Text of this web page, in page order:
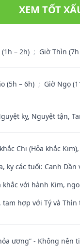
XEM TỐT
– 2h) ; Giờ Thìn
(5h – 6h) ; Giờ Ngọ
kỵ, Nguyệt tận,
Chi (Hỏa khắc
kỵ các tuổi: Canh Dần
với hành Kim,
hợp với Tý và
ương” - Không